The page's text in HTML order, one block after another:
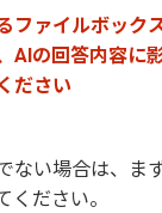
ファイルボック
AIの回答内容に
ださい
ない場合は、ま
ださい。